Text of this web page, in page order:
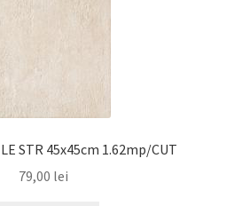
STR 45x45cm 1.62mp/CUT
79,00 lei